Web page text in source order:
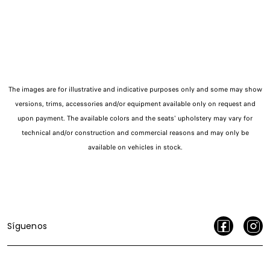
The images are for illustrative and indicative purposes only and some may show
versions, trims, accessories and/or equipment available only on request and
upon payment. The available colors and the seats' upholstery may vary for
technical and/or construction and commercial reasons and may only be
available on vehicles in stock.
Síguenos